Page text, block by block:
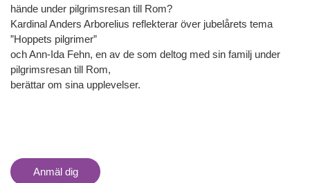
hände under pilgrimsresan till Rom?
Kardinal Anders Arborelius reflekterar över jubelårets tema
”Hoppets pilgrimer”
och Ann-Ida Fehn, en av de som deltog med sin familj under
pilgrimsresan till Rom,
berättar om sina upplevelser.
Anmäl dig